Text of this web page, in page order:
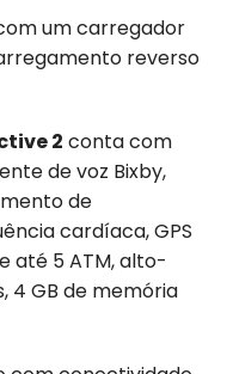
um carregador
reverso
2 conta com
de voz Bixby,
de
cardíaca, GPS
até 5 ATM, alto-
4 GB de memória